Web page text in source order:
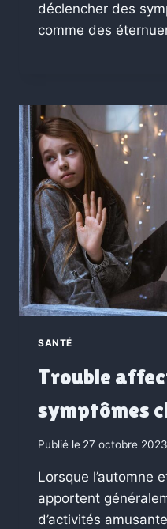
déclencher des
comme des
SANTÉ
Trouble
symptômes
Publié le 27 octobre 2023
Lorsque l’automne
apportent
d’activités